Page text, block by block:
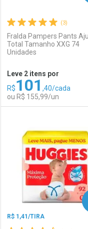
Comprar sem
Por R$ 92,90/cada
Comprar sem
Por R$ 92,90/cada
(3)
Fralda Pampers Pants
Total Tamanho XXG 74
Unidades
Leve 2 itens por
R$101 ,40/cada
ou R$ 155,99/un
Laboratório
Por Menos
R$ 1,41/TIRA
COMPRAR